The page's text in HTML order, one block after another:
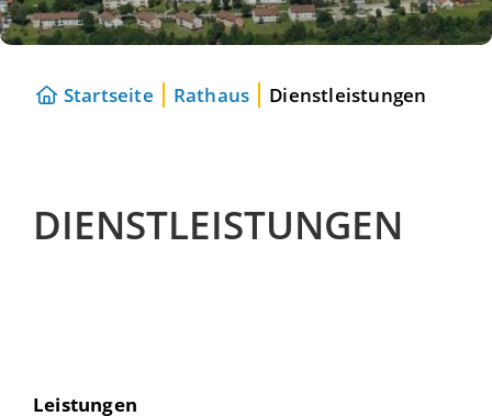
Startseite Rathaus Dienstleistungen
DIENSTLEISTUNGEN
Leistungen